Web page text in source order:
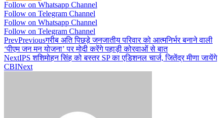
Follow on Whatsapp Channel
Follow on Telegram Channel
Follow on Whatsapp Channel
Follow on Telegram Channel
PrevPreviousगरीब अति पिछड़े जनजातीय परिवार को आत्मनिर्भर बनाने वाली
‘पीएम जन मन योजना’ पर मोदी करेंगे पहाड़ी कोरवाओं से बात
NextIPS शशिमोहन सिंह को बस्तर SP का एडिशनल चार्ज, जितेंद्र मीणा जायेंगे
CBINext